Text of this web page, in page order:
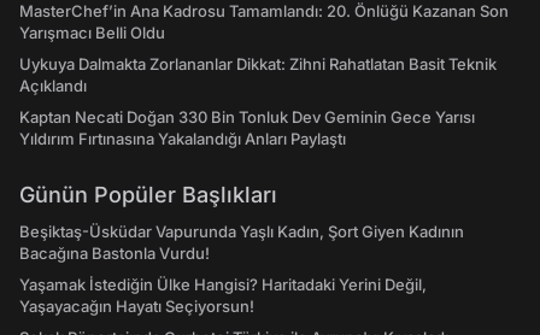
MasterChef’in Ana Kadrosu Tamamlandı: 20. Önlüğü Kazanan Son
Yarışmacı Belli Oldu
Uykuya Dalmakta Zorlananlar Dikkat: Zihni Rahatlatan Basit Teknik
Açıklandı
Kaptan Necati Doğan 330 Bin Tonluk Dev Geminin Gece Yarısı
Yıldırım Fırtınasına Yakalandığı Anları Paylaştı
Günün Popüler Başlıkları
Beşiktaş-Üsküdar Vapurunda Yaşlı Kadın, Şort Giyen Kadının
Bacağına Bastonla Vurdu!
Yaşamak İstediğin Ülke Hangisi? Haritadaki Yerini Değil,
Yaşayacağın Hayatı Seçiyorsun!